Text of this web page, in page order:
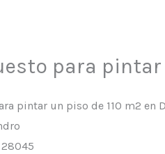
para pintar
pintar un piso de 110 m2 en